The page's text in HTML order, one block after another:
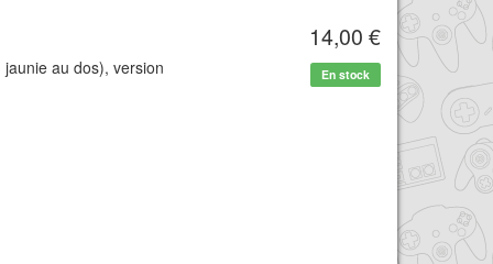
au dos), version
14,00 €
En stock